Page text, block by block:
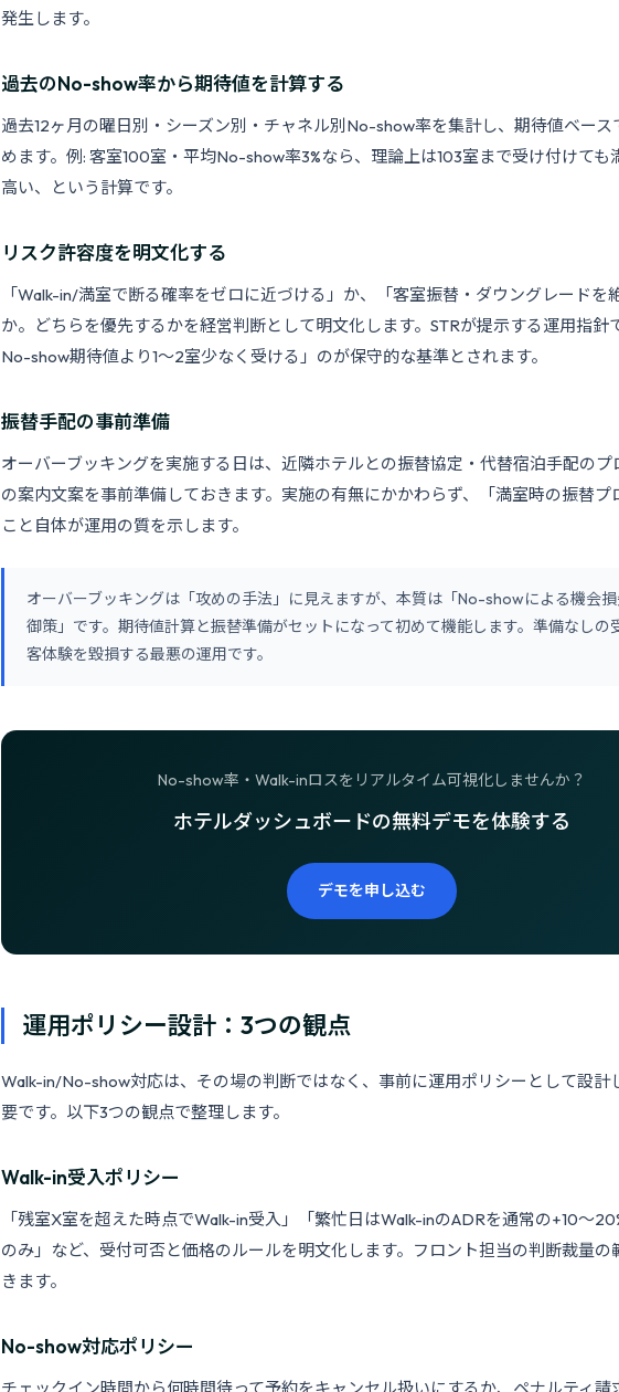
発生します。
過去のNo-show率から期待値を計算する
過去12ヶ月の曜日別・シーズン別・チャネル別No-show率を集計し、期待値ベース
めます。例: 客室100室・平均No-show率3%なら、理論上は103室まで受け付けても
高い、という計算です。
リスク許容度を明文化する
「Walk-in/満室で断る確率をゼロに近づける」か、「客室振替・ダウングレードを
か。どちらを優先するかを経営判断として明文化します。STRが提示する運用指針
No-show期待値より1〜2室少なく受ける」のが保守的な基準とされます。
振替手配の事前準備
オーバーブッキングを実施する日は、近隣ホテルとの振替協定・代替宿泊手配のプ
の案内文案を事前準備しておきます。実施の有無にかかわらず、「満室時の振替プ
こと自体が運用の質を示します。
オーバーブッキングは「攻めの手法」に見えますが、本質は「No-showによる機会
御策」です。期待値計算と振替準備がセットになって初めて機能します。準備なしの
客体験を毀損する最悪の運用です。
No-show率・Walk-inロスをリアルタイム可視化しませんか？
ホテルダッシュボードの無料デモを体験する
デモを申し込む
運用ポリシー設計：3つの観点
Walk-in/No-show対応は、その場の判断ではなく、事前に運用ポリシーとして設計
要です。以下3つの観点で整理します。
Walk-in受入ポリシー
「残室X室を超えた時点でWalk-in受入」「繁忙日はWalk-inのADRを通常の+10〜
のみ」など、受付可否と価格のルールを明文化します。フロント担当の判断裁量の
きます。
No-show対応ポリシー